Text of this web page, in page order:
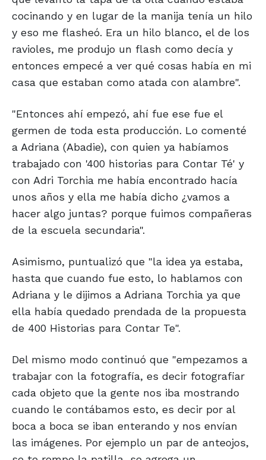
cocinando y en lugar de la manija tenía un hilo
y eso me flasheó. Era un hilo blanco, el de los
ravioles, me produjo un flash como decía y
entonces empecé a ver qué cosas había en mi
casa que estaban como atada con alambre".
"Entonces ahí empezó, ahí fue ese fue el
germen de toda esta producción. Lo comenté
a Adriana (Abadie), con quien ya habíamos
trabajado con '400 historias para Contar Té' y
con Adri Torchia me había encontrado hacía
unos años y ella me había dicho ¿vamos a
hacer algo juntas? porque fuimos compañeras
de la escuela secundaria".
Asimismo, puntualizó que "la idea ya estaba,
hasta que cuando fue esto, lo hablamos con
Adriana y le dijimos a Adriana Torchia ya que
ella había quedado prendada de la propuesta
de 400 Historias para Contar Te".
Del mismo modo continuó que "empezamos a
trabajar con la fotografía, es decir fotografiar
cada objeto que la gente nos iba mostrando
cuando le contábamos esto, es decir por al
boca a boca se iban enterando y nos envían
las imágenes. Por ejemplo un par de anteojos,